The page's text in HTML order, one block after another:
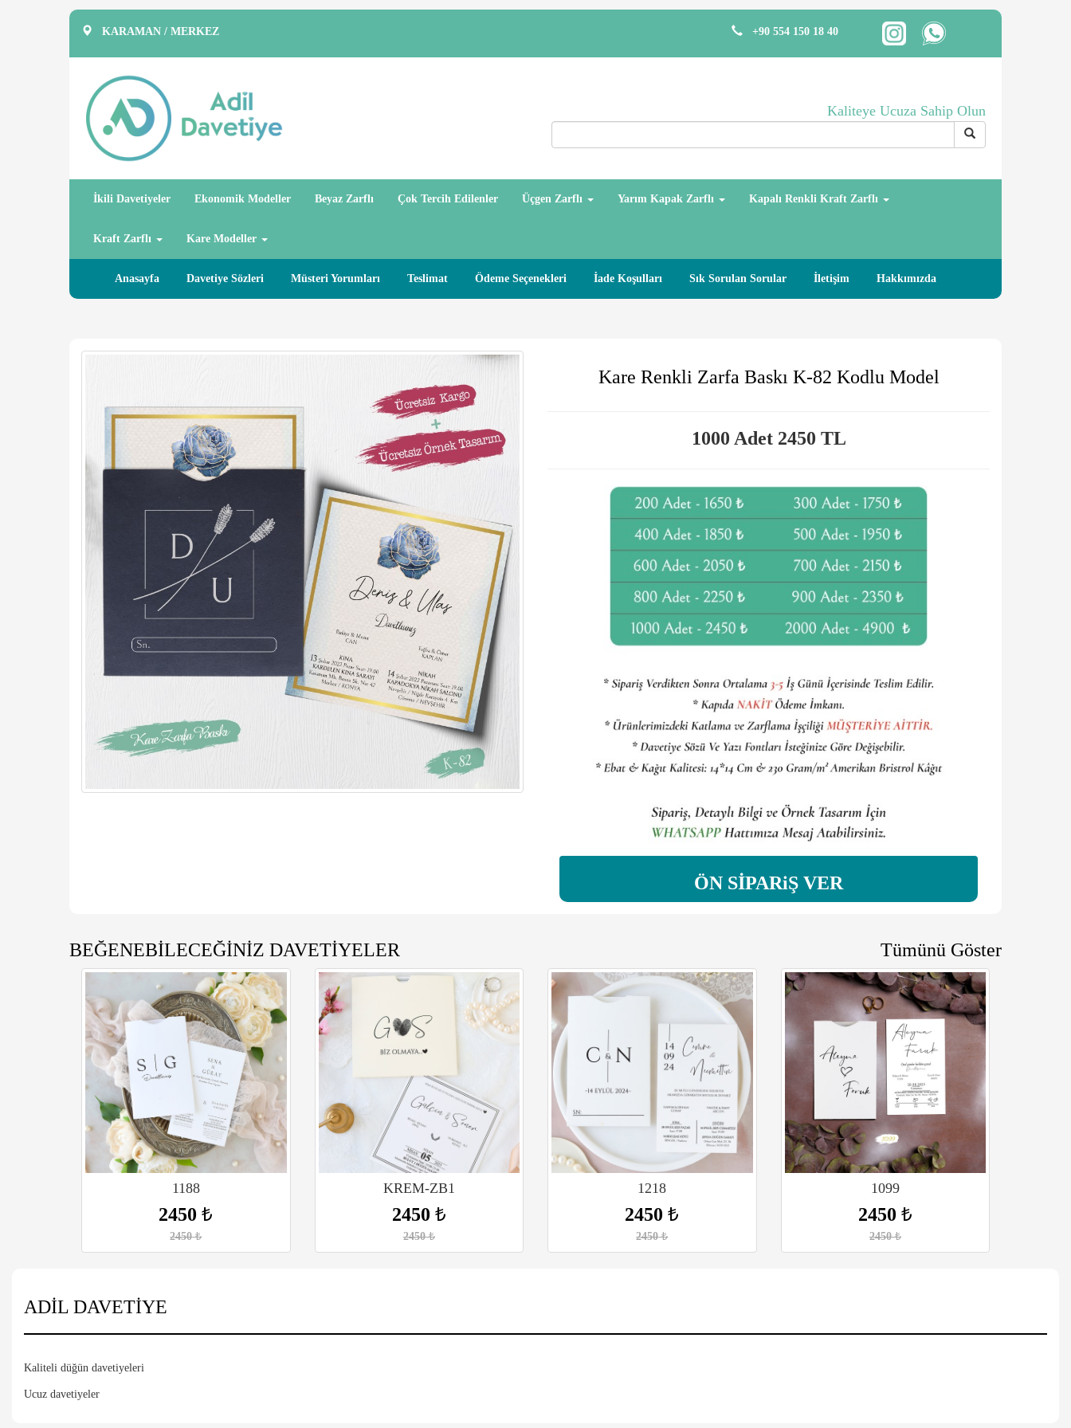
KARAMAN / MERKEZ +90 554 150 18 40
Kaliteye Ucuza Sahip Olun
İkili Davetiyeler Ekonomik Modeller Beyaz Zarflı Çok Tercih Edilenler Üçgen Zarflı Yarım Kapak Zarflı Kapalı Renkli Kraft Zarflı
Kraft Zarflı Kare Modeller
Anasayfa Davetiye Sözleri Müsteri Yorumları Teslimat Ödeme Seçenekleri İade Koşulları Sık Sorulan Sorular İletişim Hakkımızda
Kare Renkli Zarfa Baskı K-82 Kodlu Model
1000 Adet 2450 TL
ÖN SİPARiŞ VER
BEĞENEBİLECEĞİNİZ DAVETİYELER Tümünü Göster
1188
2450 ₺
2450₺
KREM-ZB1
2450 ₺
2450₺
1218
2450 ₺
2450₺
1099
2450 ₺
2450₺
ADİL DAVETİYE
Kaliteli düğün davetiyeleri
Ucuz davetiyeler